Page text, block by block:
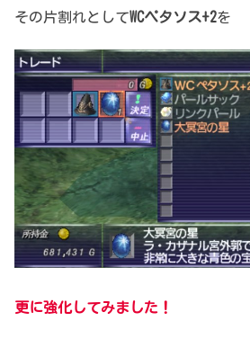
その片割れとしてWCペタソス+2を
更に強化してみました！